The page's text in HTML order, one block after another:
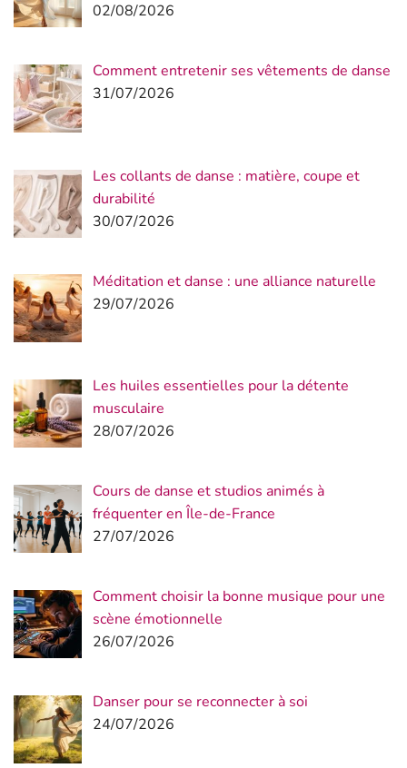
02/08/2026
Comment entretenir ses vêtements de danse
31/07/2026
Les collants de danse : matière, coupe et
durabilité
30/07/2026
Méditation et danse : une alliance naturelle
29/07/2026
Les huiles essentielles pour la détente
musculaire
28/07/2026
Cours de danse et studios animés à
fréquenter en Île-de-France
27/07/2026
Comment choisir la bonne musique pour une
scène émotionnelle
26/07/2026
Danser pour se reconnecter à soi
24/07/2026